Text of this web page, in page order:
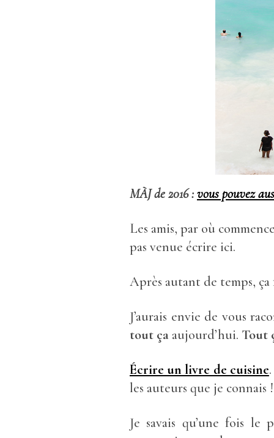
MÀJ de 2016 :vous pouvez
Les amis, par où
pas venue écrire ici.
Après autant de temps,
J’aurais envie de vous
tout çaaujourd’hui. Tout
Écrire un livre de cuisine
les auteurs que je connais !
Je savais qu’une fois le